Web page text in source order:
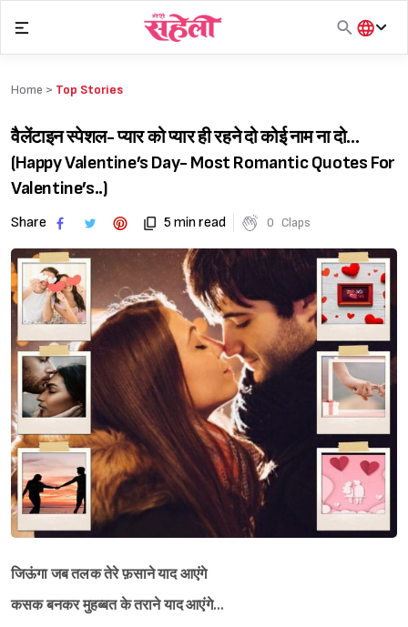
content
हिंदी
Home > Top Stories
वैलेंटाइन स्पेशल- प्यार को प्यार ही रहने दो कोई नाम ना दो…
(Happy Valentine’s Day- Most Romantic Quotes For
Valentine’s..)
Share 5 min read 0 Claps
जिऊंगा जब तलक तेरे फ़साने याद आएंगे
कसक बनकर मुहब्बत के तराने याद आएंगे…